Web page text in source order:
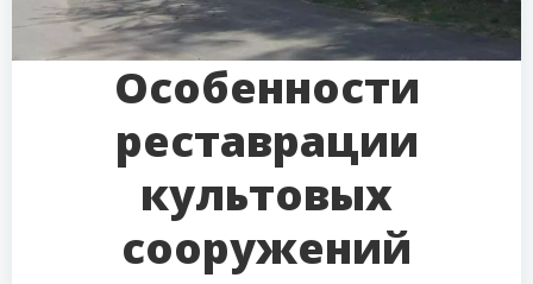
Особенности
реставрации
культовых
сооружений